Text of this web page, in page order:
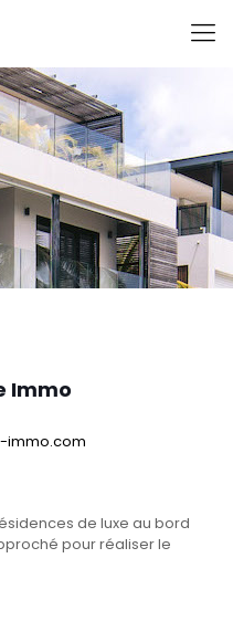
Immo
immo.com
de luxe au bord
pour réaliser le